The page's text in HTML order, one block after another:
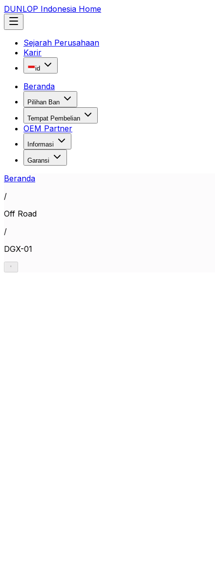
DUNLOP Indonesia Home
Sejarah Perusahaan
Karir
id
Beranda
Pilihan Ban
Tempat Pembelian
OEM Partner
Informasi
Garansi
Beranda
/
Off Road
/
DGX-01